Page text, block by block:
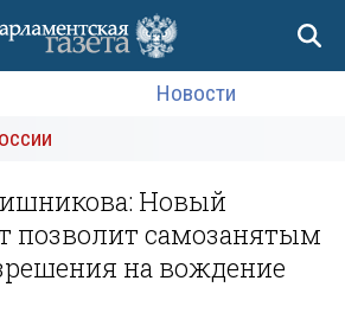
Новости
Новый
позволит самозанятым
на вождение